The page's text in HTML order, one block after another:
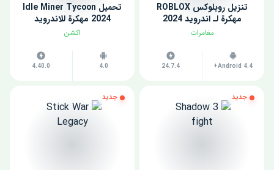
تنزيل روبلوكس ROBLOX
مهكرة لـ اندرويد 2024
مغامرات
Android 4.4+
24.7.4
تحميل Idle Miner Tycoon
2024 مهكرة للاندرويد
اكشن
4.0
4.40.0
جديد جديد